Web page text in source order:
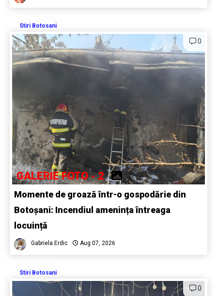
Stiri Botosani
0
GALERIE FOTO - 2
Momente de groază într-o gospodărie din
Botoșani: Incendiul amenința întreaga
locuință
Gabriela Erdic Aug 07, 2026
Stiri Botosani
0